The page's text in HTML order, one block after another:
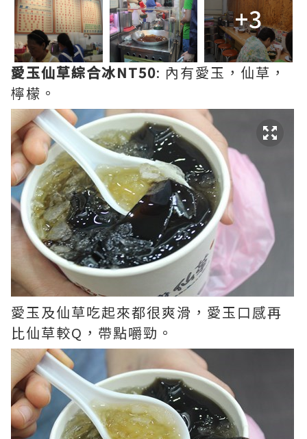
+3
愛玉仙草綜合冰NT50: 內有愛玉，仙草，
檸檬。
愛玉及仙草吃起來都很爽滑，愛玉口感再
比仙草較Q，帶點嚼勁。